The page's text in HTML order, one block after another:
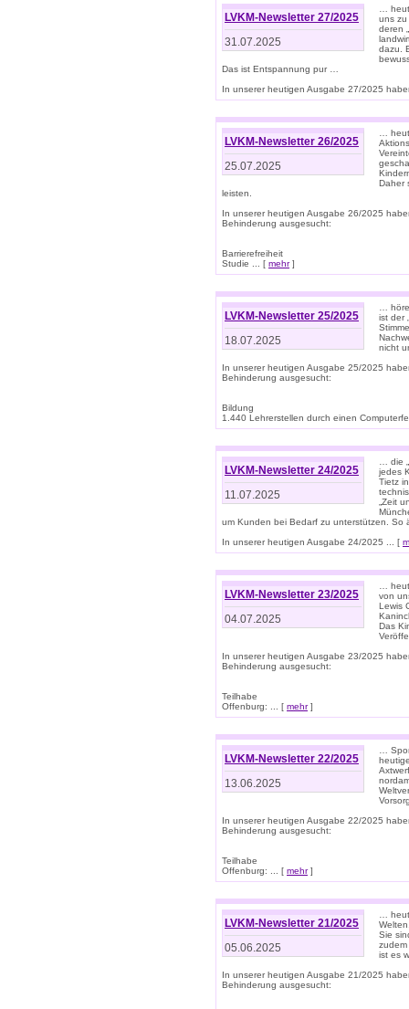
LVKM-Newsletter 27/2025
31.07.2025
…
uns zu
deren
dazu.
Das ist Entspannung pur …
In unserer heutigen Ausgabe 27/2025
LVKM-Newsletter 26/2025
25.07.2025
…
Daher
leisten.
In unserer heutigen Ausgabe 26/2025
Behinderung ausgesucht:
Barrierefreiheit
Studie ... [ mehr]
LVKM-Newsletter 25/2025
18.07.2025
…
ist der
nicht
In unserer heutigen Ausgabe 25/2025
Behinderung ausgesucht:
Bildung
1.440 Lehrerstellen durch einen
LVKM-Newsletter 24/2025
11.07.2025
… die
jedes
Tietz
„Zeit
um Kunden bei Bedarf zu unterstützen.
In unserer heutigen Ausgabe 24/2025 ... [
LVKM-Newsletter 23/2025
04.07.2025
…
von
Lewis
Das
In unserer heutigen Ausgabe 23/2025
Behinderung ausgesucht:
Teilhabe
Offenburg: ... [ mehr]
LVKM-Newsletter 22/2025
13.06.2025
…
In unserer heutigen Ausgabe 22/2025
Behinderung ausgesucht:
Teilhabe
Offenburg: ... [ mehr]
LVKM-Newsletter 21/2025
05.06.2025
…
Sie
ist es
In unserer heutigen Ausgabe 21/2025
Behinderung ausgesucht: